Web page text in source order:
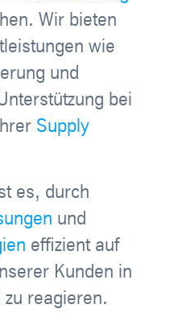
Wir bieten
wie
und
bei
Supply
es, durch
und
effizient auf
Kunden in
reagieren.